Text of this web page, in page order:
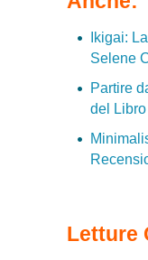
Ikigai:
Selene
Partire
del
Letture